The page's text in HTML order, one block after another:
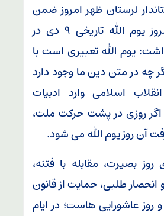
لرستان ظهر امروز ضمن
گرامیداشت سالروز یوم الله تاریخی ۹ دی در
داشت: یوم الله تعبیری است با
چه در متن دین ما وجود دارد
اسلامی وارد ادبیات
روزی در پشت حرکت ملت،
آن روز یوم الله می شود.
۹ دی روز بصیرت، مقابله با فتنه،
طلبی، حمایت از قانون
روز عاشورایی هاست؛ در ایام